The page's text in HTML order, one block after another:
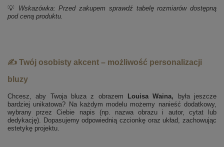
💡
Wskazówka: Przed zakupem sprawdź tabelę rozmiarów dostępną
pod ceną produktu.
✍️ Twój osobisty akcent – możliwość personalizacji
bluzy
Chcesz, aby Twoja bluza z obrazem Louisa Waina, była jeszcze
bardziej unikatowa? Na każdym modelu możemy nanieść dodatkowy,
wybrany przez Ciebie napis (np. nazwa obrazu i autor, cytat lub
dedykację). Dopasujemy odpowiednią czcionkę oraz układ, zachowując
estetykę projektu.